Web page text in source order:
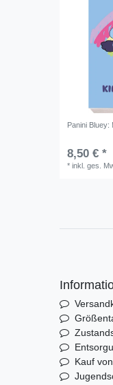
Panini Bluey:
8,50 € *
*inkl. ges.
Kauf